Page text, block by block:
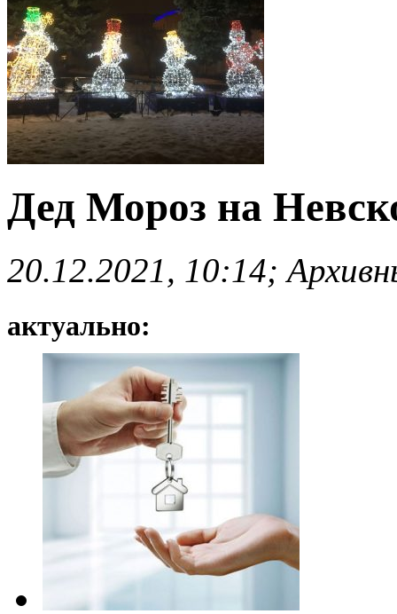
Дед Мороз на
20.12.2021, 10:14;
актуально: